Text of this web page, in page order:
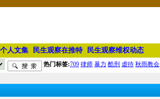
个人文集 民生观察在推特 民生观察维权动态
热门标签:709 律师 暴力 酷刑 虐待 秋雨教会